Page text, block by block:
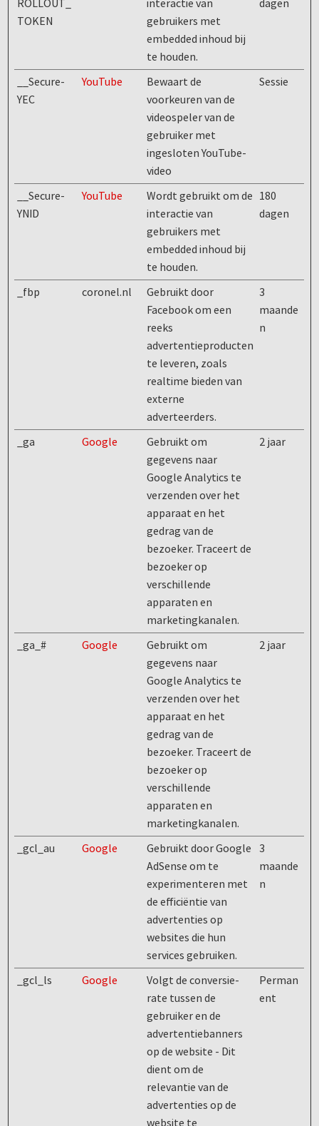
ROLLOUT_
TOKEN
interactie van
gebruikers met
embedded inhoud bij
te houden.
dagen
__Secure-
YEC
YouTube
Bewaart de
voorkeuren van de
videospeler van de
gebruiker met
ingesloten YouTube-
video
Sessie
__Secure-
YNID
YouTube
Wordt gebruikt om de
interactie van
gebruikers met
embedded inhoud bij
te houden.
180
dagen
_fbp coronel.nl
Gebruikt door
Facebook om een
reeks
advertentieproducten
te leveren, zoals
realtime bieden van
externe
adverteerders.
3
maande
n
_ga Google
Gebruikt om
gegevens naar
Google Analytics te
verzenden over het
apparaat en het
gedrag van de
bezoeker. Traceert de
bezoeker op
verschillende
apparaten en
marketingkanalen.
2 jaar
_ga_# Google
Gebruikt om
gegevens naar
Google Analytics te
verzenden over het
apparaat en het
gedrag van de
bezoeker. Traceert de
bezoeker op
verschillende
apparaten en
marketingkanalen.
2 jaar
_gcl_au Google
Gebruikt door Google
AdSense om te
experimenteren met
de efficiëntie van
advertenties op
websites die hun
services gebruiken.
3
maande
n
_gcl_ls Google
Volgt de conversie-
rate tussen de
gebruiker en de
advertentiebanners
op de website - Dit
dient om de
relevantie van de
advertenties op de
website te
Perman
ent